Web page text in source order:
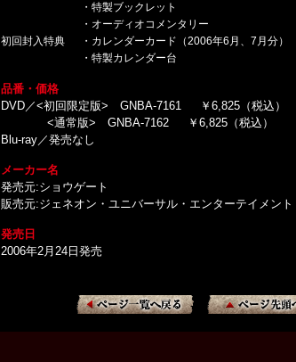
・特製ブックレット
・オーディオコメンタリー
初回封入特典
・カレンダーカード（2006年6月、7月分）
・特製カレンダー台
品番・価格
DVD／<初回限定版> GNBA-7161 ￥6,825（税込）
<通常版> GNBA-7162 ￥6,825（税込）
Blu-ray／発売なし
メーカー名
発売元:ショウゲート
販売元:ジェネオン・ユニバーサル・エンターテイメント
発売日
2006年2月24日発売